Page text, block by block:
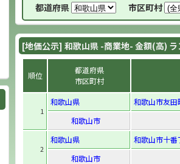
都道府県
市区町村
[地価公示] 和歌山県 -商業地- 金額(高)
順位
都道府県
市区町村
1
和歌山県
和歌山市友
和歌山市
2
和歌山県
和歌山市十番
和歌山市